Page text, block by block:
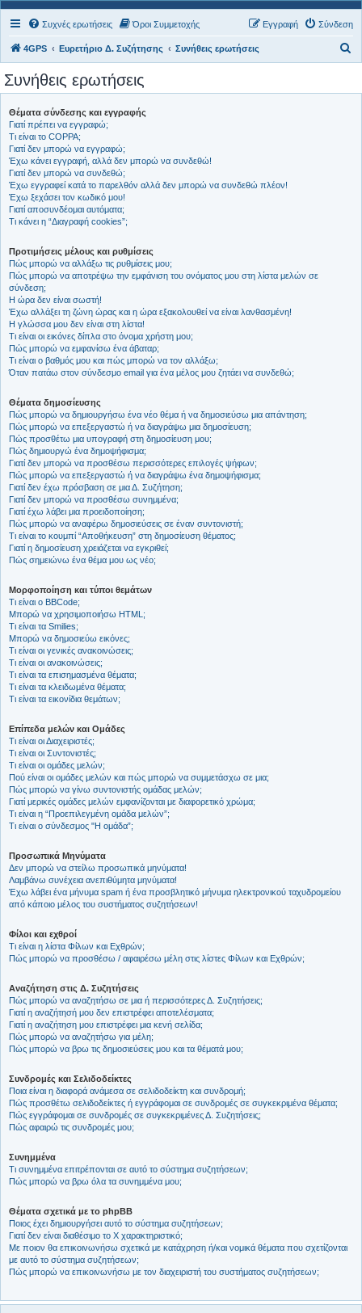
Συχνές ερωτήσεις Όροι Συμμετοχής Σύνδεση
Εγγραφή
4GPS Ευρετήριο Δ. Συζήτησης Συνήθεις ερωτήσεις
Συνήθεις ερωτήσεις
Θέματα σύνδεσης και εγγραφής
Γιατί πρέπει να εγγραφώ;
Τι είναι το COPPA;
Γιατί δεν μπορώ να εγγραφώ;
Έχω κάνει εγγραφή, αλλά δεν μπορώ να συνδεθώ!
Γιατί δεν μπορώ να συνδεθώ;
Έχω εγγραφεί κατά το παρελθόν αλλά δεν μπορώ να συνδεθώ πλέον!
Έχω ξεχάσει τον κωδικό μου!
Γιατί αποσυνδέομαι αυτόματα;
Τι κάνει η “Διαγραφή cookies”;
Προτιμήσεις μέλους και ρυθμίσεις
Πώς μπορώ να αλλάξω τις ρυθμίσεις μου;
Πώς μπορώ να αποτρέψω την εμφάνιση του ονόματος μου στη λίστα μελών σε
σύνδεση;
Η ώρα δεν είναι σωστή!
Έχω αλλάξει τη ζώνη ώρας και η ώρα εξακολουθεί να είναι λανθασμένη!
Η γλώσσα μου δεν είναι στη λίστα!
Τι είναι οι εικόνες δίπλα στο όνομα χρήστη μου;
Πώς μπορώ να εμφανίσω ένα άβαταρ;
Τι είναι ο βαθμός μου και πώς μπορώ να τον αλλάξω;
Όταν πατάω στον σύνδεσμο email για ένα μέλος μου ζητάει να συνδεθώ;
Θέματα δημοσίευσης
Πώς μπορώ να δημιουργήσω ένα νέο θέμα ή να δημοσιεύσω μια απάντηση;
Πώς μπορώ να επεξεργαστώ ή να διαγράψω μια δημοσίευση;
Πώς προσθέτω μια υπογραφή στη δημοσίευση μου;
Πώς δημιουργώ ένα δημοψήφισμα;
Γιατί δεν μπορώ να προσθέσω περισσότερες επιλογές ψήφων;
Πώς μπορώ να επεξεργαστώ ή να διαγράψω ένα δημοψήφισμα;
Γιατί δεν έχω πρόσβαση σε μια Δ. Συζήτηση;
Γιατί δεν μπορώ να προσθέσω συνημμένα;
Γιατί έχω λάβει μια προειδοποίηση;
Πώς μπορώ να αναφέρω δημοσιεύσεις σε έναν συντονιστή;
Τι είναι το κουμπί “Αποθήκευση” στη δημοσίευση θέματος;
Γιατί η δημοσίευση χρειάζεται να εγκριθεί;
Πώς σημειώνω ένα θέμα μου ως νέο;
Μορφοποίηση και τύποι θεμάτων
Τι είναι ο BBCode;
Μπορώ να χρησιμοποιήσω HTML;
Τι είναι τα Smilies;
Μπορώ να δημοσιεύω εικόνες;
Τι είναι οι γενικές ανακοινώσεις;
Τι είναι οι ανακοινώσεις;
Τι είναι τα επισημασμένα θέματα;
Τι είναι τα κλειδωμένα θέματα;
Τι είναι τα εικονίδια θεμάτων;
Επίπεδα μελών και Ομάδες
Τι είναι οι Διαχειριστές;
Τι είναι οι Συντονιστές;
Τι είναι οι ομάδες μελών;
Πού είναι οι ομάδες μελών και πώς μπορώ να συμμετάσχω σε μια;
Πώς μπορώ να γίνω συντονιστής ομάδας μελών;
Γιατί μερικές ομάδες μελών εμφανίζονται με διαφορετικό χρώμα;
Τι είναι η “Προεπιλεγμένη ομάδα μελών”;
Τι είναι ο σύνδεσμος "Η ομάδα”;
Προσωπικά Μηνύματα
Δεν μπορώ να στείλω προσωπικά μηνύματα!
Λαμβάνω συνέχεια ανεπιθύμητα μηνύματα!
Έχω λάβει ένα μήνυμα spam ή ένα προσβλητικό μήνυμα ηλεκτρονικού ταχυδρομείου
από κάποιο μέλος του συστήματος συζητήσεων!
Φίλοι και εχθροί
Τι είναι η λίστα Φίλων και Εχθρών;
Πώς μπορώ να προσθέσω / αφαιρέσω μέλη στις λίστες Φίλων και Εχθρών;
Αναζήτηση στις Δ. Συζητήσεις
Πώς μπορώ να αναζητήσω σε μια ή περισσότερες Δ. Συζητήσεις;
Γιατί η αναζήτησή μου δεν επιστρέφει αποτελέσματα;
Γιατί η αναζήτηση μου επιστρέφει μια κενή σελίδα;
Πώς μπορώ να αναζητήσω για μέλη;
Πώς μπορώ να βρω τις δημοσιεύσεις μου και τα θέματά μου;
Συνδρομές και Σελιδοδείκτες
Ποια είναι η διαφορά ανάμεσα σε σελιδοδείκτη και συνδρομή;
Πώς προσθέτω σελιδοδείκτες ή εγγράφομαι σε συνδρομές σε συγκεκριμένα θέματα;
Πώς εγγράφομαι σε συνδρομές σε συγκεκριμένες Δ. Συζητήσεις;
Πώς αφαιρώ τις συνδρομές μου;
Συνημμένα
Τι συνημμένα επιτρέπονται σε αυτό το σύστημα συζητήσεων;
Πώς μπορώ να βρω όλα τα συνημμένα μου;
Θέματα σχετικά με το phpBB
Ποιος έχει δημιουργήσει αυτό το σύστημα συζητήσεων;
Γιατί δεν είναι διαθέσιμο το Χ χαρακτηριστικό;
Με ποιον θα επικοινωνήσω σχετικά με κατάχρηση ή/και νομικά θέματα που σχετίζονται
με αυτό το σύστημα συζητήσεων;
Πώς μπορώ να επικοινωνήσω με τον διαχειριστή του συστήματος συζητήσεων;